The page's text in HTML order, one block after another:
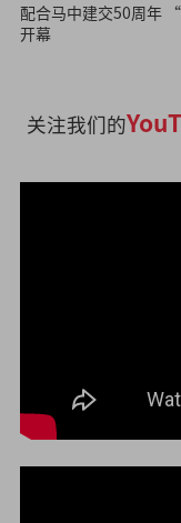
配合马中建交50周年
开幕
关注我们的